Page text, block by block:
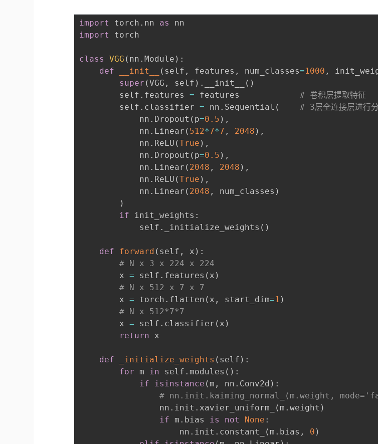
import torch . nn as
import
torch
class VGG ( nn .Module ) :
def
__init__ ( self , features , num_classes=1000 ,
super (VGG , self ) . __init__ ( )
        self
. features = features # 卷积层提取特征
        self
. classifier = nn . Sequential (
# 3层全连接层进行
            nn
. Dropout ( p=0.5 ) ,
            nn
. Linear ( 512*7*7 , 2048 ) ,
            nn
. ReLU (True ) ,
            nn
. Dropout ( p=0.5 ) ,
            nn
. Linear ( 2048 , 2048 ) ,
            nn
. ReLU (True ) ,
            nn
. Linear ( 2048 , num_classes )
)
if init_weights :
            self
. _initialize_weights ( )
def forward ( self , x ) :
# N x 3 x 224 x 224
        x
= self . features ( x )
# N x 512 x 7 x 7
        x
= torch . flatten ( x , start_dim=1 )
# N x 512*7*7
        x
= self . classifier ( x )
return x
def _initialize_weights ( self ) :
for m in self . modules ( ) :
if
isinstance ( m , nn . Conv2d ) :
# nn.init.kaiming_normal_(m.weight,
                nn
. init . xavier_uniform_ ( m .weight )
if m . bias is not None :
                    nn
. init . constant_ ( m . bias , 0 )